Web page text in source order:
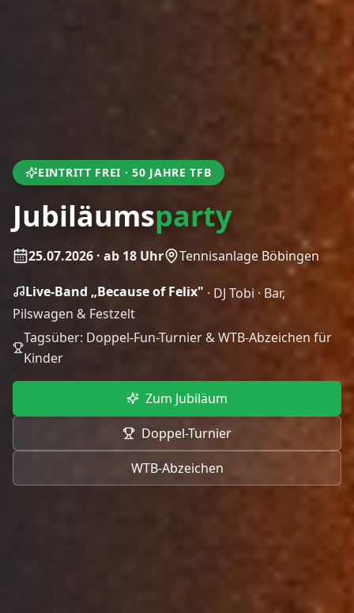
EINTRITT FREI · 50 JAHRE TFB
Jubiläums­­party
25.07.2026 · ab 18 Uhr Tennisanlage Böbingen
Live-Band „Because of Felix" · DJ Tobi · Bar,
Pilswagen & Festzelt
Tagsüber: Doppel-Fun-Turnier & WTB-Abzeichen für
Kinder
Zum Jubiläum
Doppel-Turnier
WTB-Abzeichen